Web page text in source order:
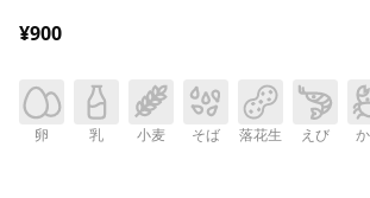
¥900
卵 乳 小麦 そば 落花生 えび